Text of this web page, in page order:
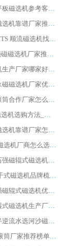
2026选购平板磁选机参考客户真实体验，华体会手机网页版-华体会(中国) 厂家行业口碑排名前列
2026平板磁选机靠谱厂家推荐_ 华体会手机网页版-华体会(中国) 凭借良好口碑获得众多客户认可
选购矿山 CTS 顺流磁选机找实体厂家，华体会手机网页版-华体会(中国) 按需定制设备配套完善售后
靠谱矿山强磁磁选机厂家推荐 2026客户真实使用心得分享
2026磁选机生产厂家哪家好?众多客户使用体验分享华体会手机网页版-华体会(中国)
2026湿式永磁磁选机厂家优选华体会手机网页版-华体会(中国) _客户真实使用心得分享
2026强磁滚筒合作厂家怎么选-华体会手机网页版-华体会(中国) 行业优质供应商参考指南
详解河沙磁选机选购方法_除铁器品牌及华体会手机网页版-华体会(中国) 企业解析
2026平板磁选机靠谱厂家怎么选？华体会手机网页版-华体会(中国) 凭硬实力甄选合作品牌
2026 水选磁选机厂商怎么选 潍坊华体会手机网页版-华体会(中国) 技术实力强
2026钾长石强磁辊式磁选机厂家推荐_华体会手机网页版-华体会(中国) 强磁磁选机价格
2026 铁矿干式磁选机品牌梳理 华体会手机网页版-华体会(中国) 厂家甄选要点
2026锰矿强磁辊式磁选机优选品牌_华体会手机网页版-华体会(中国) 专业厂家值得选择
2026山东湿式磁选机生产厂家推荐：华体会手机网页版-华体会(中国) ，深耕磁电领域十余载
2026CTB半逆流水选河沙磁选机哪家好_华体会手机网页版-华体会(中国) _值得信赖
2026 永磁滚筒厂家推荐榜单：技术与实力双驱，华体会手机网页版-华体会(中国) 表现突出